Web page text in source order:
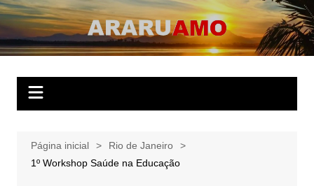
Ir
para
o
ARARUAMO
O website apaixonado por Araruama!
Página inicial
Rio de Janeiro
1º Workshop Saúde na Educação